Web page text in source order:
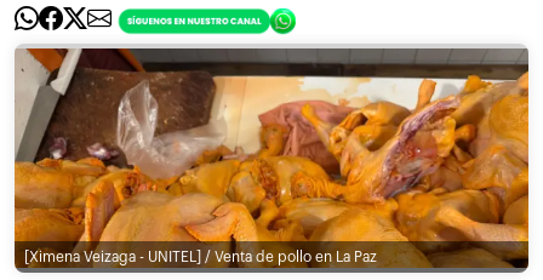
[Ximena Veizaga - UNITEL] / Venta de pollo en La Paz